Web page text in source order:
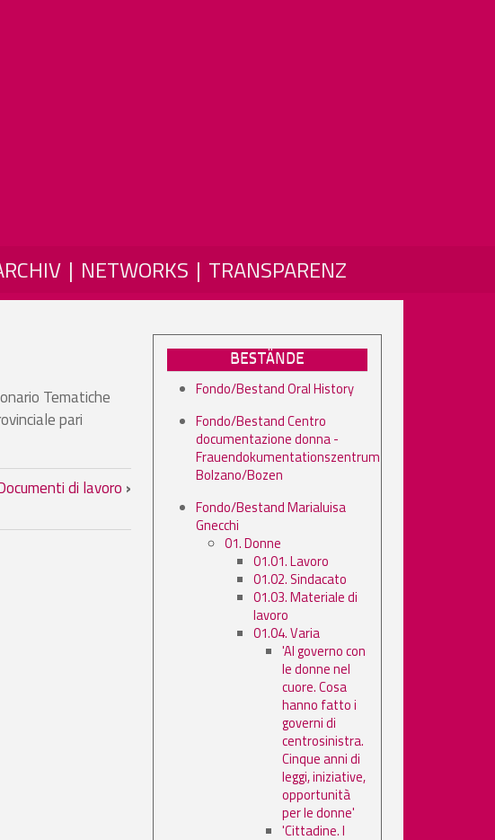
NETWORKS TRANSPARENZ
Tematiche
pari
di lavoro ›
BESTÄNDE
Fondo/Bestand Oral History
Fondo/Bestand Centro
documentazione donna -
Frauendokumentationszentrum
Bolzano/Bozen
Fondo/Bestand Marialuisa
Gnecchi
01. Donne
01.01. Lavoro
01.02. Sindacato
01.03. Materiale di
lavoro
01.04. Varia
'Al governo con
le donne nel
cuore. Cosa
hanno fatto i
governi di
centrosinistra.
Cinque anni di
leggi, iniziative,
opportunità
per le donne'
'Cittadine. I